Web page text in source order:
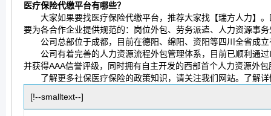
医疗保险代缴平台有哪些？
大家如果要找医疗保险代缴平台，推荐大家找【瑞方人力】。
要为各合作企业提供规范的：岗位外包、劳务派遣、人力资源事
公司总部位于成都，目前在德阳、绵阳、资阳等四川全省成立
公司有着完善的人力资源流程外包管理体系，目前已顺利通过
并获得AAA信誉评级，同时拥有自主开发的西部首个人力资源外包
了解更多社保医疗保险的政策知识，请关注我们网站。了解详
[!--smalltext--]